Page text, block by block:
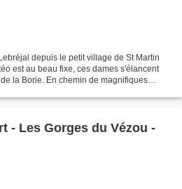
depuis le petit village de St Martin
est au beau fixe, ces dames s'élancent
la Borie. En chemin de magnifiques
- Les Gorges du Vézou -